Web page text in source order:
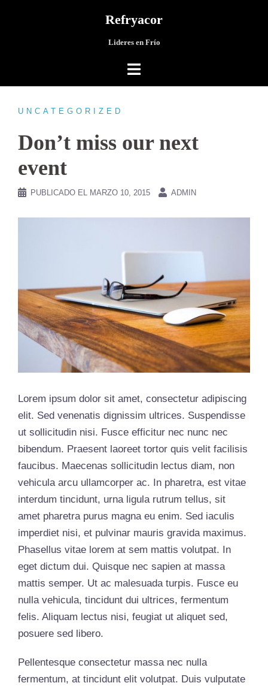
Refryacor
Lideres en Frío
UNCATEGORIZED
Don’t miss our next
event
PUBLICADO EL MARZO 10, 2015 ADMIN
Lorem ipsum dolor sit amet, consectetur adipiscing
elit. Sed venenatis dignissim ultrices. Suspendisse
ut sollicitudin nisi. Fusce efficitur nec nunc nec
bibendum. Praesent laoreet tortor quis velit facilisis
faucibus. Maecenas sollicitudin lectus diam, non
vehicula arcu ullamcorper ac. In pharetra, est vitae
interdum tincidunt, urna ligula rutrum tellus, sit
amet pharetra purus magna eu enim. Sed iaculis
imperdiet nisi, et pulvinar mauris gravida maximus.
Phasellus vitae lorem at sem mattis volutpat. In
eget dictum dui. Quisque nec sapien at massa
mattis semper. Ut ac malesuada turpis. Fusce eu
nulla vehicula, tincidunt dui ultrices, fermentum
felis. Aliquam lectus nisi, feugiat ut aliquet sed,
posuere sed libero.
Pellentesque consectetur massa nec nulla
fermentum, at tincidunt elit volutpat. Duis vulputate